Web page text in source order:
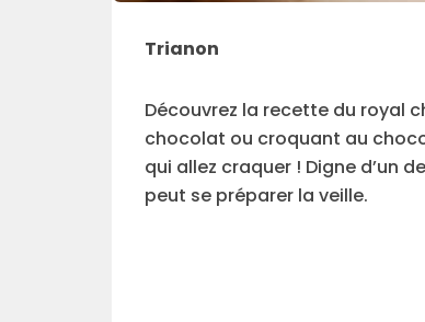
Trianon
Découvrez la recette du royal
chocolat ou croquant au
qui allez craquer ! Digne d’un
peut se préparer la veille.